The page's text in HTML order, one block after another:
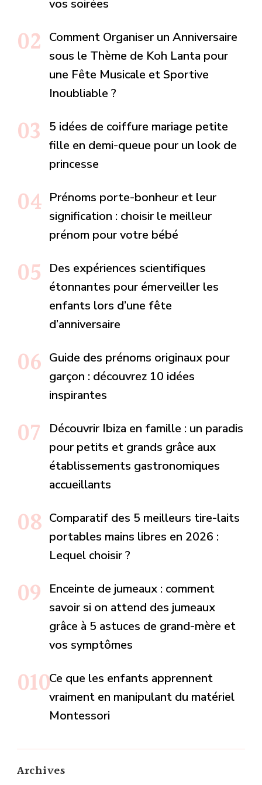
vos soirées
Comment Organiser un Anniversaire
sous le Thème de Koh Lanta pour
une Fête Musicale et Sportive
Inoubliable ?
5 idées de coiffure mariage petite
fille en demi-queue pour un look de
princesse
Prénoms porte-bonheur et leur
signification : choisir le meilleur
prénom pour votre bébé
Des expériences scientifiques
étonnantes pour émerveiller les
enfants lors d’une fête
d’anniversaire
Guide des prénoms originaux pour
garçon : découvrez 10 idées
inspirantes
Découvrir Ibiza en famille : un paradis
pour petits et grands grâce aux
établissements gastronomiques
accueillants
Comparatif des 5 meilleurs tire-laits
portables mains libres en 2026 :
Lequel choisir ?
Enceinte de jumeaux : comment
savoir si on attend des jumeaux
grâce à 5 astuces de grand-mère et
vos symptômes
Ce que les enfants apprennent
vraiment en manipulant du matériel
Montessori
Archives